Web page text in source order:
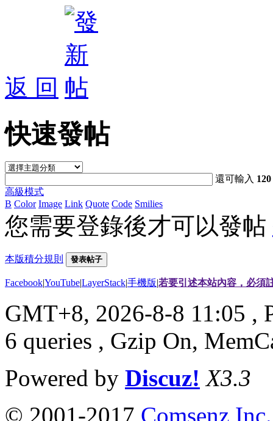
返 回
快速發帖
還可輸入 120
高級模式
B Color Image Link Quote Code Smilies
您需要登錄後才可以發帖
本版積分規則 發表帖子
Facebook|YouTube|LayerStack|手機版|若要引述本站內容，必須
GMT+8, 2026-8-8 11:05 ,
6 queries , Gzip On,
Powered by Discuz! X3.3
© 2001-2017 Comsenz Inc.